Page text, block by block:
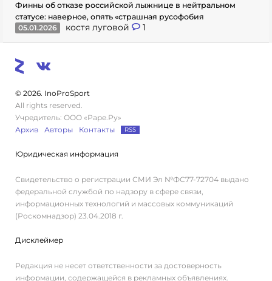
Финны об отказе российской лыжнице в нейтральном
статусе: наверное, опять «страшная русофобия
05.01.2026
костя луговой 1
© 2026. InoProSport
All rights reserved.
Учредитель: ООО «Раре.Ру»
Архив
Авторы Контакты RSS
Юридическая информация
Свидетельство о регистрации СМИ Эл №ФС77-72704 выдано
федеральной службой по надзору в сфере связи,
информационных технологий и массовых коммуникаций
(Роскомнадзор) 23.04.2018 г.
Дисклеймер
Редакция не несет ответственности за достоверность
информации, содержащейся в рекламных объявлениях.